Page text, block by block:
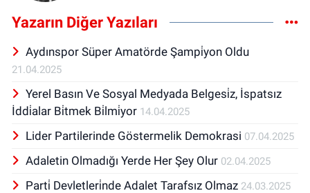
Yazarın Diğer Yazıları
Aydınspor Süper Amatörde Şampi̇yon Oldu
21.04.2025
Yerel Basın Ve Sosyal Medyada Belgesi̇z, İspatsız
İddi̇alar Bi̇tmek Bi̇lmi̇yor 14.04.2025
Lider Partilerinde Göstermelik Demokrasi 07.04.2025
Adaletin Olmadığı Yerde Her Şey Olur 02.04.2025
Parti̇ Devletleri̇nde Adalet Tarafsız Olmaz 24.03.2025